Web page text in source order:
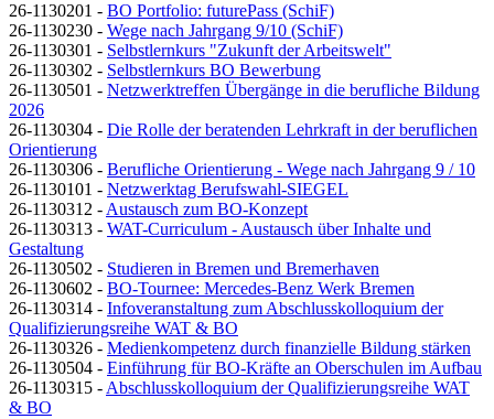
26-1130201 - BO Portfolio: futurePass (SchiF)
26-1130230 - Wege nach Jahrgang 9/10 (SchiF)
26-1130301 - Selbstlernkurs "Zukunft der Arbeitswelt"
26-1130302 - Selbstlernkurs BO Bewerbung
26-1130501 - Netzwerktreffen Übergänge in die berufliche Bildung
2026
26-1130304 - Die Rolle der beratenden Lehrkraft in der beruflichen
Orientierung
26-1130306 - Berufliche Orientierung - Wege nach Jahrgang 9 / 10
26-1130101 - Netzwerktag Berufswahl-SIEGEL
26-1130312 - Austausch zum BO-Konzept
26-1130313 - WAT-Curriculum - Austausch über Inhalte und
Gestaltung
26-1130502 - Studieren in Bremen und Bremerhaven
26-1130602 - BO-Tournee: Mercedes-Benz Werk Bremen
26-1130314 - Infoveranstaltung zum Abschlusskolloquium der
Qualifizierungsreihe WAT & BO
26-1130326 - Medienkompetenz durch finanzielle Bildung stärken
26-1130504 - Einführung für BO-Kräfte an Oberschulen im Aufbau
26-1130315 - Abschlusskolloquium der Qualifizierungsreihe WAT
& BO